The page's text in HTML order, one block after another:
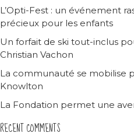
L’Opti-Fest : un événement
précieux pour les enfants
Un forfait de ski tout-inclus
Christian Vachon
La communauté se mobilise
Knowlton
La Fondation permet une
RECENT COMMENTS